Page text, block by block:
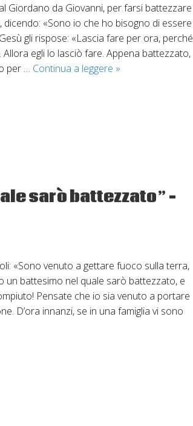
Giordano da Giovanni, per farsi battezzare
dicendo: «Sono io che ho bisogno di essere
gli rispose: «Lascia fare per ora, perché
egli lo lasciò fare. Appena battezzato,
per … Continua a leggere 11
Mt
»
sarò battezzato” –
«Sono venuto a gettare fuoco sulla terra,
un battesimo nel quale sarò battezzato, e
Pensate che io sia venuto a portare
D’ora innanzi, se in una famiglia vi sono